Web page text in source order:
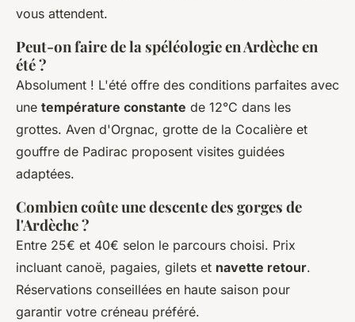
vous attendent.
Peut-on faire de la spéléologie en Ardèche en
été ?
Absolument ! L'été offre des conditions parfaites avec
une température constante de 12°C dans les
grottes. Aven d'Orgnac, grotte de la Cocalière et
gouffre de Padirac proposent visites guidées
adaptées.
Combien coûte une descente des gorges de
l'Ardèche ?
Entre 25€ et 40€ selon le parcours choisi. Prix
incluant canoë, pagaies, gilets et navette retour.
Réservations conseillées en haute saison pour
garantir votre créneau préféré.